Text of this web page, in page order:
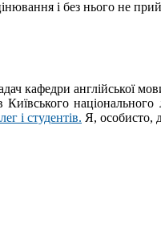
і без нього не
кафедри англійської
національного
і студентів. Я, особисто,